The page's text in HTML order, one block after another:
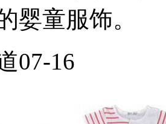
婴童服饰。
07-16